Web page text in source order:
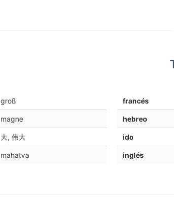
groß
magne
大, 伟大
mahatva
francés
hebreo
ido
inglés